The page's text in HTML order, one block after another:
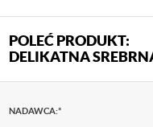
POLEĆ PRODUKT:
DELIKATNA
NADAWCA:*